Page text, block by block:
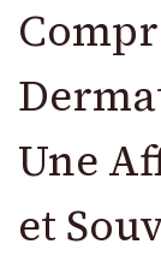
Une
et